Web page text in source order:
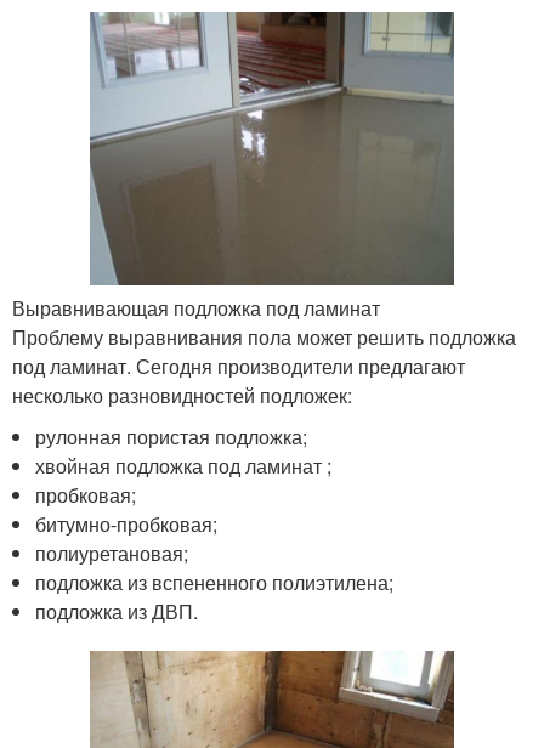
Выравнивающая подложка под ламинат
Проблему выравнивания пола может решить подложка
под ламинат. Сегодня производители предлагают
несколько разновидностей подложек:
рулонная пористая подложка;
хвойная подложка под ламинат ;
пробковая;
битумно-пробковая;
полиуретановая;
подложка из вспененного полиэтилена;
подложка из ДВП.